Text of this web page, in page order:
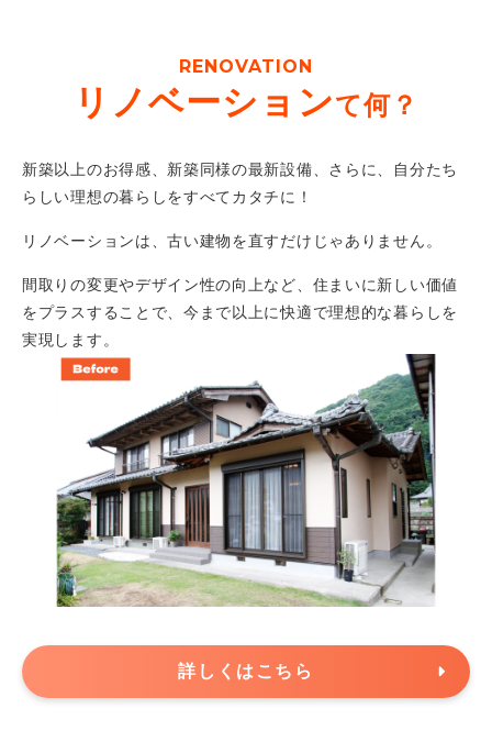
詳しくはこちら
RENOVATION
リノベーションて何？
新築以上のお得感、新築同様の最新設備、さらに、自分たち
らしい理想の暮らしをすべてカタチに！
リノベーションは、古い建物を直すだけじゃありません。
間取りの変更やデザイン性の向上など、住まいに新しい価値
をプラスすることで、今まで以上に快適で理想的な暮らしを
実現します。